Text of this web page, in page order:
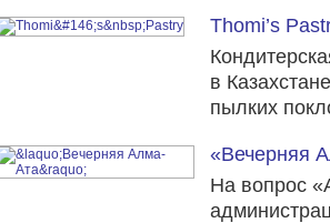
Thomi’s
в
пылких
«Вечерняя
На вопрос